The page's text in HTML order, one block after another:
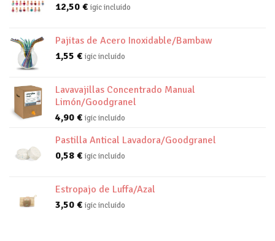
12,50 € igic incluido
Pajitas de Acero Inoxidable/Bambaw
1,55 € igic incluido
Lavavajillas Concentrado Manual
Limón/Goodgranel
4,90 € igic incluido
Pastilla Antical Lavadora/Goodgranel
0,58 € igic incluido
Estropajo de Luffa/Azal
3,50 € igic incluido